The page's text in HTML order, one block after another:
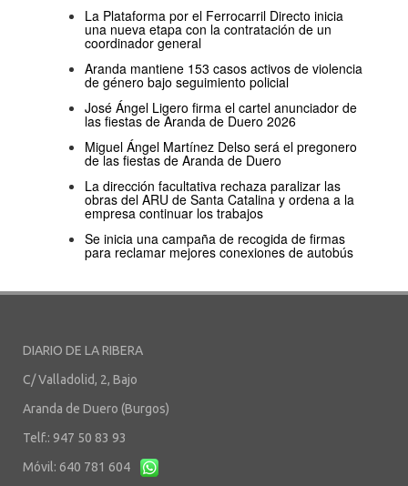
La Plataforma por el Ferrocarril Directo inicia
una nueva etapa con la contratación de un
coordinador general
Aranda mantiene 153 casos activos de violencia
de género bajo seguimiento policial
José Ángel Ligero firma el cartel anunciador de
las fiestas de Aranda de Duero 2026
Miguel Ángel Martínez Delso será el pregonero
de las fiestas de Aranda de Duero
La dirección facultativa rechaza paralizar las
obras del ARU de Santa Catalina y ordena a la
empresa continuar los trabajos
Se inicia una campaña de recogida de firmas
para reclamar mejores conexiones de autobús
DIARIO DE LA RIBERA
C/ Valladolid, 2, Bajo
Aranda de Duero (Burgos)
Telf.: 947 50 83 93
Móvil: 640 781 604